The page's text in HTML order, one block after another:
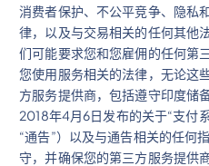
消费者保护、不公平竞争、隐私
律，以及与交易相关的任何其他
们可能要求您和您雇佣的任何第
您使用服务相关的法律，无论这
方服务提供商，包括遵守印度储
2018年4月6日发布的关于“支付
“通告”）以及与通告相关的任何
守，并确保您的第三方服务提供